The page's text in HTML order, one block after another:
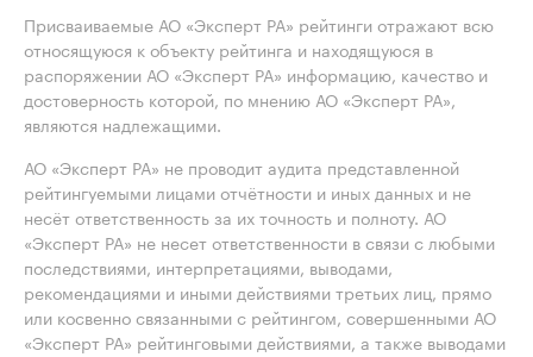
Присваиваемые АО «Эксперт РА» рейтинги отражают всю
относящуюся к объекту рейтинга и находящуюся в
распоряжении АО «Эксперт РА» информацию, качество и
достоверность которой, по мнению АО «Эксперт РА»,
являются надлежащими.
АО «Эксперт РА» не проводит аудита представленной
рейтингуемыми лицами отчётности и иных данных и не
несёт ответственность за их точность и полноту. АО
«Эксперт РА» не несет ответственности в связи с любыми
последствиями, интерпретациями, выводами,
рекомендациями и иными действиями третьих лиц, прямо
или косвенно связанными с рейтингом, совершенными АО
«Эксперт РА» рейтинговыми действиями, а также выводами